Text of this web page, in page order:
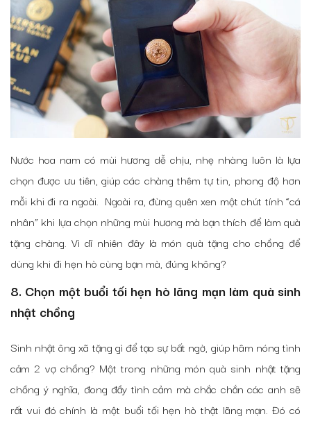
Nước hoa nam có mùi hương dễ chịu, nhẹ nhàng luôn là lựa
chọn được ưu tiên, giúp các chàng thêm tự tin, phong độ hơn
mỗi khi đi ra ngoài. Ngoài ra, đừng quên xen một chút tính “cá
nhân” khi lựa chọn những mùi hương mà bạn thích để làm quà
tặng chàng. Vì dĩ nhiên đây là món quà tặng cho chồng để
dùng khi đi hẹn hò cùng bạn mà, đúng không?
8. Chọn một buổi tối hẹn hò lãng mạn làm quà sinh
nhật chồng
Sinh nhật ông xã tặng gì để tạo sự bất ngờ, giúp hâm nóng tình
cảm 2 vợ chồng? Một trong những món quà sinh nhật tặng
chồng ý nghĩa, đong đầy tình cảm mà chắc chắn các anh sẽ
rất vui đó chính là một buổi tối hẹn hò thật lãng mạn. Đó có